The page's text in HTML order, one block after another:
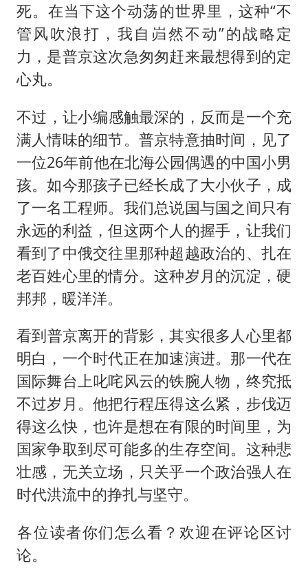
死。在当下这个动荡的世界里，这种“不
管风吹浪打，我自岿然不动”的战略定
力，是普京这次急匆匆赶来最想得到的定
心丸。
​不过，让小编感触最深的，反而是一个充
满人情味的细节。普京特意抽时间，见了
一位26年前他在北海公园偶遇的中国小男
孩。如今那孩子已经长成了大小伙子，成
了一名工程师。我们总说国与国之间只有
永远的利益，但这两个人的握手，让我们
看到了中俄交往里那种超越政治的、扎在
老百姓心里的情分。这种岁月的沉淀，硬
邦邦，暖洋洋。
​看到普京离开的背影，其实很多人心里都
明白，一个时代正在加速演进。那一代在
国际舞台上叱咤风云的铁腕人物，终究抵
不过岁月。他把行程压得这么紧，步伐迈
得这么快，也许是想在有限的时间里，为
国家争取到尽可能多的生存空间。这种悲
壮感，无关立场，只关乎一个政治强人在
时代洪流中的挣扎与坚守。
​各位读者你们怎么看？欢迎在评论区讨
论。